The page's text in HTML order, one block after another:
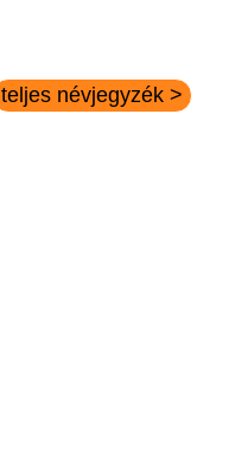
teljes névjegyzék >